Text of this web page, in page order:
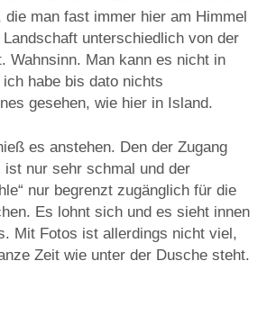
die man fast immer hier am Himmel
unterschiedlich von der
Wahnsinn. Man kann es nicht in
habe bis dato nichts
gesehen, wie hier in Island.
es anstehen. Den der Zugang
nur sehr schmal und der
nur begrenzt zugänglich für die
Es lohnt sich und es sieht innen
Mit Fotos ist allerdings nicht viel,
Zeit wie unter der Dusche steht.